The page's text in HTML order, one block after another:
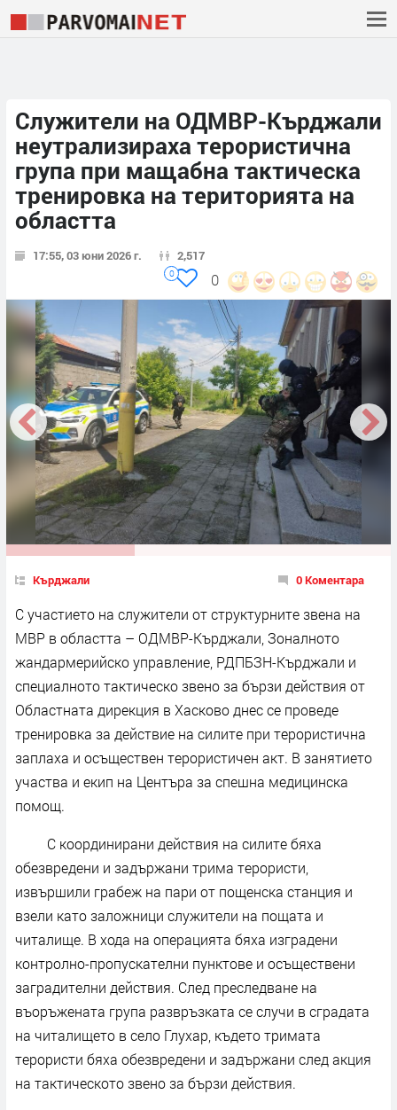
Служители на ОДМВР-Кърджали
неутрализираха терористична
група при мащабна тактическа
тренировка на територията на
областта
17:55, 03 юни 2026 г. 2,517
0
0
Кърджали 0 Коментара
С участието на служители от структурните звена на
МВР в областта – ОДМВР-Кърджали, Зоналното
жандармерийско управление, РДПБЗН-Кърджали и
специалното тактическо звено за бързи действия от
Областната дирекция в Хасково днес се проведе
тренировка за действие на силите при терористична
заплаха и осъществен терористичен акт. В занятието
участва и екип на Центъра за спешна медицинска
помощ.
С координирани действия на силите бяха
обезвредени и задържани трима терористи,
извършили грабеж на пари от пощенска станция и
взели като заложници служители на пощата и
читалище. В хода на операцията бяха изградени
контролно-пропускателни пунктове и осъществени
заградителни действия. След преследване на
въоръжената група развръзката се случи в сградата
на читалището в село Глухар, където тримата
терористи бяха обезвредени и задържани след акция
на тактическото звено за бързи действия.